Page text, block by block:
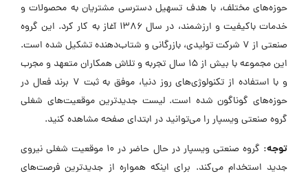
حوزه‌های مختلف، با هدف تسهیل دسترسی مشتریان به محصولات و
خدمات باکیفیت و ارزشمند، در سال ۱۳۸۶ آغاز به کار کرد. این گروه
صنعتی از ۷ شرکت تولیدی، بازرگانی و شتاب‌دهنده تشکیل شده است.
این مجموعه با بیش از ۱۵ سال تجربه و تلاش همکاران متعهد و مجرب
و با استفاده از تکنولوژی‌های روز دنیا، موفق به ثبت ۷ برند فعال در
حوزه‌های گوناگون شده است. لیست جدیدترین موقعیت‌های شغلی
گروه صنعتی ویسپار را می‌توانید در ابتدای صفحه مشاهده کنید.
توجه:
گروه صنعتی ویسپار در حال حاضر در ۱۰ موقعیت شغلی نیروی
جدید استخدام می‌کند. برای اینکه همواره از جدیدترین فرصت‌های